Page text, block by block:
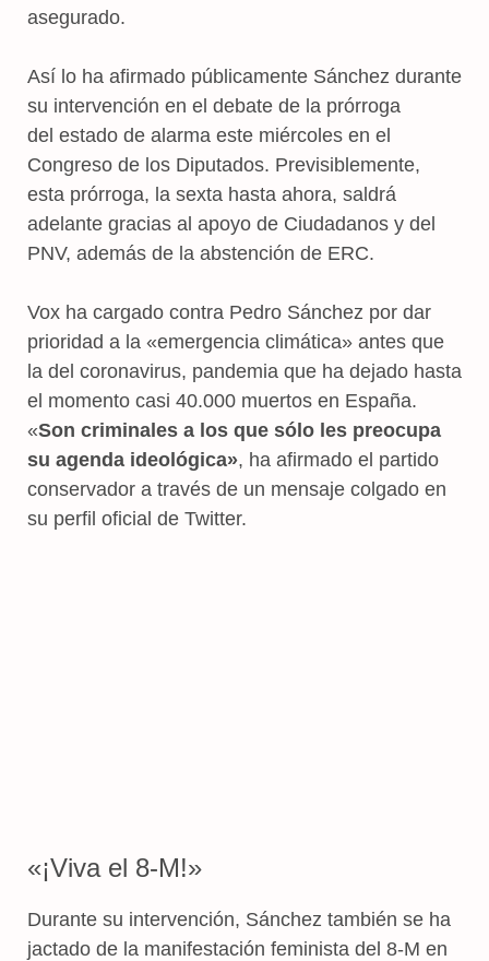
asegurado.
Así lo ha afirmado públicamente Sánchez durante
su intervención en el debate de la prórroga
del estado de alarma este miércoles en el
Congreso de los Diputados. Previsiblemente,
esta prórroga, la sexta hasta ahora, saldrá
adelante gracias al apoyo de Ciudadanos y del
PNV, además de la abstención de ERC.
Vox ha cargado contra Pedro Sánchez por dar
prioridad a la «emergencia climática» antes que
la del coronavirus, pandemia que ha dejado hasta
el momento casi 40.000 muertos en España.
«Son criminales a los que sólo les preocupa
su agenda ideológica», ha afirmado el partido
conservador a través de un mensaje colgado en
su perfil oficial de Twitter.
«¡Viva el 8-M!»
Durante su intervención, Sánchez también se ha
jactado de la manifestación feminista del 8-M en